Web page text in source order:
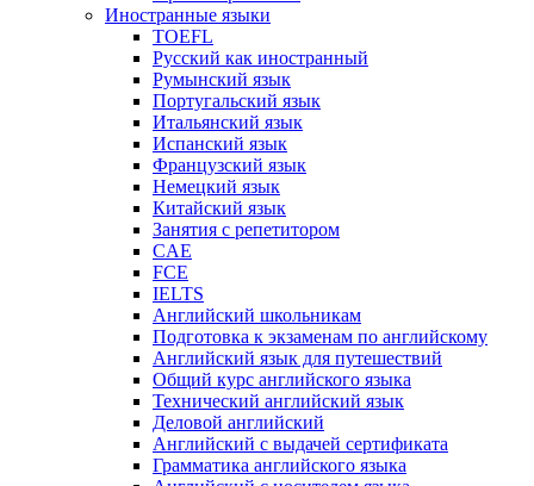
Иностранные языки
TOEFL
Русский как иностранный
Румынский язык
Португальский язык
Итальянский язык
Испанский язык
Французский язык
Немецкий язык
Китайский язык
Занятия с репетитором
CAE
FCE
IELTS
Английский школьникам
Подготовка к экзаменам по английскому
Английский язык для путешествий
Общий курс английского языка
Технический английский язык
Деловой английский
Английский с выдачей сертификата
Грамматика английского языка